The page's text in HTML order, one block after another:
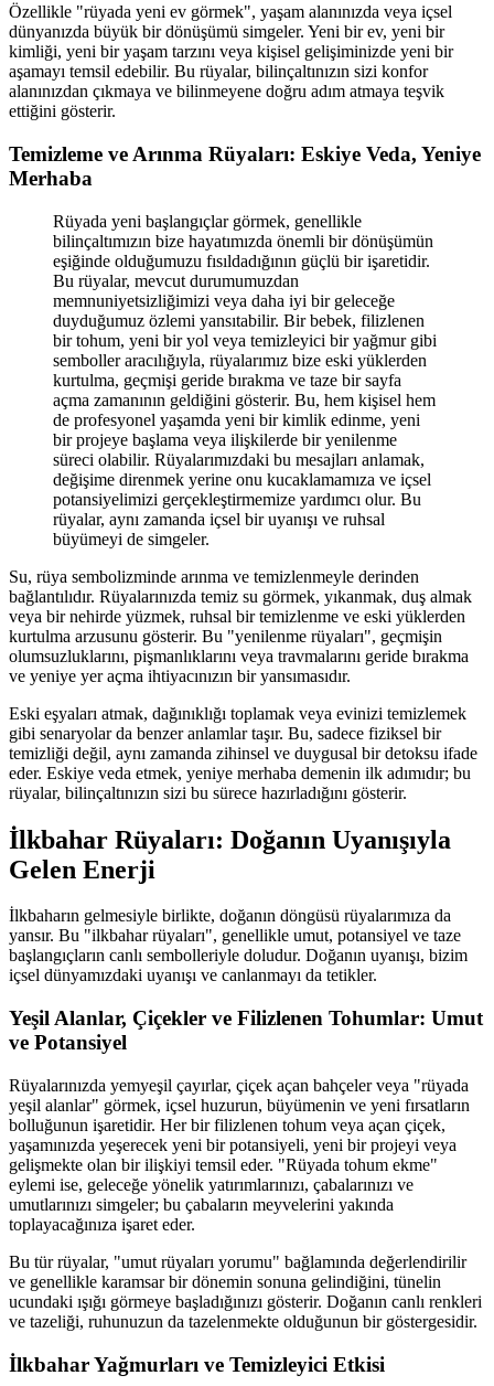
Özellikle "rüyada yeni ev görmek", yaşam alanınızda veya içsel
dünyanızda büyük bir dönüşümü simgeler. Yeni bir ev, yeni bir
kimliği, yeni bir yaşam tarzını veya kişisel gelişiminizde yeni bir
aşamayı temsil edebilir. Bu rüyalar, bilinçaltınızın sizi konfor
alanınızdan çıkmaya ve bilinmeyene doğru adım atmaya teşvik
ettiğini gösterir.
Temizleme ve Arınma Rüyaları: Eskiye Veda, Yeniye
Merhaba
Rüyada yeni başlangıçlar görmek, genellikle
bilinçaltımızın bize hayatımızda önemli bir dönüşümün
eşiğinde olduğumuzu fısıldadığının güçlü bir işaretidir.
Bu rüyalar, mevcut durumumuzdan
memnuniyetsizliğimizi veya daha iyi bir geleceğe
duyduğumuz özlemi yansıtabilir. Bir bebek, filizlenen
bir tohum, yeni bir yol veya temizleyici bir yağmur gibi
semboller aracılığıyla, rüyalarımız bize eski yüklerden
kurtulma, geçmişi geride bırakma ve taze bir sayfa
açma zamanının geldiğini gösterir. Bu, hem kişisel hem
de profesyonel yaşamda yeni bir kimlik edinme, yeni
bir projeye başlama veya ilişkilerde bir yenilenme
süreci olabilir. Rüyalarımızdaki bu mesajları anlamak,
değişime direnmek yerine onu kucaklamamıza ve içsel
potansiyelimizi gerçekleştirmemize yardımcı olur. Bu
rüyalar, aynı zamanda içsel bir uyanışı ve ruhsal
büyümeyi de simgeler.
Su, rüya sembolizminde arınma ve temizlenmeyle derinden
bağlantılıdır. Rüyalarınızda temiz su görmek, yıkanmak, duş almak
veya bir nehirde yüzmek, ruhsal bir temizlenme ve eski yüklerden
kurtulma arzusunu gösterir. Bu "yenilenme rüyaları", geçmişin
olumsuzluklarını, pişmanlıklarını veya travmalarını geride bırakma
ve yeniye yer açma ihtiyacınızın bir yansımasıdır.
Eski eşyaları atmak, dağınıklığı toplamak veya evinizi temizlemek
gibi senaryolar da benzer anlamlar taşır. Bu, sadece fiziksel bir
temizliği değil, aynı zamanda zihinsel ve duygusal bir detoksu ifade
eder. Eskiye veda etmek, yeniye merhaba demenin ilk adımıdır; bu
rüyalar, bilinçaltınızın sizi bu sürece hazırladığını gösterir.
İlkbahar Rüyaları: Doğanın Uyanışıyla
Gelen Enerji
İlkbaharın gelmesiyle birlikte, doğanın döngüsü rüyalarımıza da
yansır. Bu "ilkbahar rüyaları", genellikle umut, potansiyel ve taze
başlangıçların canlı sembolleriyle doludur. Doğanın uyanışı, bizim
içsel dünyamızdaki uyanışı ve canlanmayı da tetikler.
Yeşil Alanlar, Çiçekler ve Filizlenen Tohumlar: Umut
ve Potansiyel
Rüyalarınızda yemyeşil çayırlar, çiçek açan bahçeler veya "rüyada
yeşil alanlar" görmek, içsel huzurun, büyümenin ve yeni fırsatların
bolluğunun işaretidir. Her bir filizlenen tohum veya açan çiçek,
yaşamınızda yeşerecek yeni bir potansiyeli, yeni bir projeyi veya
gelişmekte olan bir ilişkiyi temsil eder. "Rüyada tohum ekme"
eylemi ise, geleceğe yönelik yatırımlarınızı, çabalarınızı ve
umutlarınızı simgeler; bu çabaların meyvelerini yakında
toplayacağınıza işaret eder.
Bu tür rüyalar, "umut rüyaları yorumu" bağlamında değerlendirilir
ve genellikle karamsar bir dönemin sonuna gelindiğini, tünelin
ucundaki ışığı görmeye başladığınızı gösterir. Doğanın canlı renkleri
ve tazeliği, ruhunuzun da tazelenmekte olduğunun bir göstergesidir.
İlkbahar Yağmurları ve Temizleyici Etkisi